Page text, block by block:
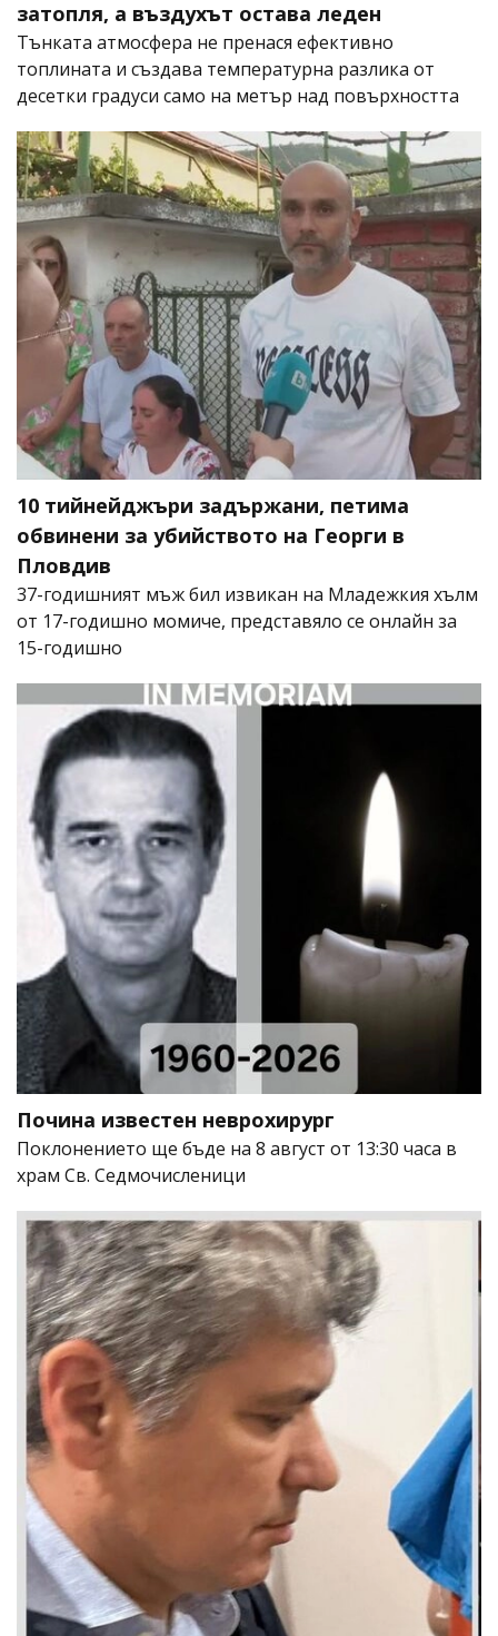
затопля, а въздухът остава леден
Тънката атмосфера не пренася ефективно
топлината и създава температурна разлика от
десетки градуси само на метър над повърхността
10 тийнейджъри задържани, петима
обвинени за убийството на Георги в
Пловдив
37-годишният мъж бил извикан на Младежкия хълм
от 17-годишно момиче, представяло се онлайн за
15-годишно
Почина известен неврохирург
Поклонението ще бъде на 8 август от 13:30 часа в
храм Св. Седмочисленици